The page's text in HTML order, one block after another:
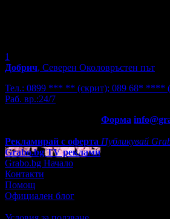
1
Добрич, Северен Околовръстен път
Тел.: 0899 *** ** (скрит); 089 68* ****
Раб. вр.:24/7
Форма
Рекламирай с оферта Публикувай
Grabo.bg TV реклами
Grabo.bg Начало
Контакти
Помощ
Официален блог